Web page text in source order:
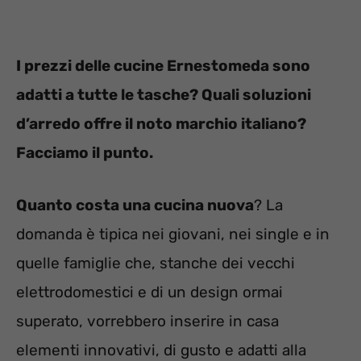
I prezzi delle cucine Ernestomeda sono
adatti a tutte le tasche? Quali soluzioni
d’arredo offre il noto marchio italiano?
Facciamo il punto.
Quanto costa una cucina nuova? La
domanda è tipica nei giovani, nei single e in
quelle famiglie che, stanche dei vecchi
elettrodomestici e di un design ormai
superato, vorrebbero inserire in casa
elementi innovativi, di gusto e adatti alla